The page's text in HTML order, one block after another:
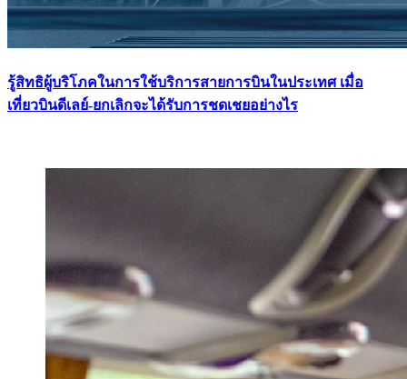
รู้สิทธิผู้บริโภคในการใช้บริการสายการบินในประเทศ เมื่อ
เที่ยวบินดีเลย์-ยกเลิกจะได้รับการชดเชยอย่างไร